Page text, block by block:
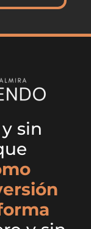
sin